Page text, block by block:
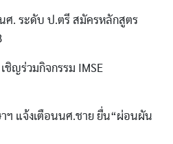
ศ. ระดับ ป.ตรี สมัครหลักสูตร
ชิญร่วมกิจกรรม IMSE
ฯ แจ้งเตือนนศ.ชาย ยื่น“ผ่อนผัน